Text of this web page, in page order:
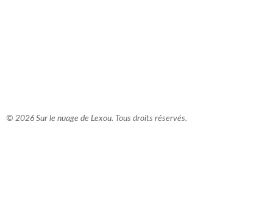
© 2026 Sur le nuage de Lexou. Tous droits réservés.